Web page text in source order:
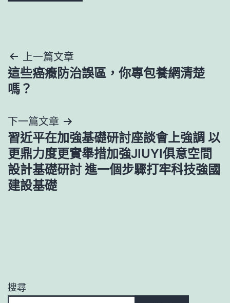
文
章
覽
上一篇文章
這些癌癥防治誤區，你專包養網清楚
嗎？
下一篇文章
習近平在加強基礎研討座談會上強調 以
更鼎力度更實舉措加強JIUYI俱意空間
設計基礎研討 進一個步驟打牢科技強國
建設基礎
搜尋